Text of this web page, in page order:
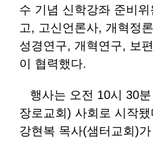
수 기념 신학강좌 준비
고, 고신언론사, 개혁정
성경연구, 개혁연구, 보
이 협력했다.
행사는 오전 10시 30
장로교회) 사회로 시작
강현복 목사(샘터교회)